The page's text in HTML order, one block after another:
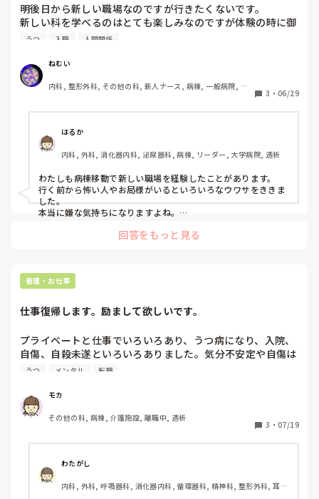
明後日から新しい職場なのですが行きたくないです。
新しい科を学べるのはとても楽しみなのですが体験の時に御
局様がいると教えてもらい、虐められたらやだなと行く前か
のですがね)。もう1人明後日から入職するようで相手がめち
ゃめちゃしごできだったら比べられてすぐ辞めるんだろうな
とか色々考えてしまいます。1番のストレスって人間関係で
うつ 入職 人間関係
ねむい
内科, 整形外科, その他の科, 新人ナース, 病棟, 一般病院, 終
3 ・ 06/29
はるか
内科, 外科, 消化器内科, 泌尿器科, 病棟, リーダー, 大学病院, 透析
わたしも病棟移動で新しい職場を経験したことがあります。
行く前から怖い人やお局様がいるといろいろなウワサをききま
した。
本当に嫌な気持ちになりますよね。
一緒に入職する人は経験年数などにも寄ると思いますし、どう
行く前は不安なこともありましたが、時が経てば慣れてたなと
後になって思います。
もう無理なら無理で辞めたらいい。看護師の仕事はたくさんあ
ると言った割り切った気持ちで出勤したら少し気持ちが晴れま
少しでも気持ちが晴れたらと思います。
回答をもっと見る
看護・お仕事
仕事復帰します。励まして欲しいです。
プライベートと仕事でいろいろあり、うつ病になり、入院、
自傷、自殺未遂といろいろありました。気分不安定や自傷は
なくなり、かなり元気になりました。お金もなくなりつつあ
ら働いたほうがむしろいいと言われています。頑張りたいで
すが、働いていない期間が半年と少し長く、正直、新しい環
境、新しい人、新しい利用者さんを相手にすることが少し怖
うつ メンタル 転職
モカ
その他の科, 病棟, 介護施設, 離職中, 透析
3 ・ 07/19
わたがし
内科, 外科, 呼吸器科, 消化器内科, 循環器科, 精神科, 整形外科, 耳鼻